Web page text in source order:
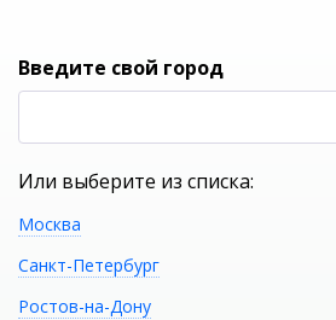
Введите свой город
Или выберите из списка:
Москва
Санкт-Петербург
Ростов-на-Дону